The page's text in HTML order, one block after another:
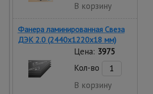
В корзину
Фанера ламинированная Свеза
ДЭК 2.0 (2440х1220х18 мм)
Цена: 3975
Кол-во
В корзину